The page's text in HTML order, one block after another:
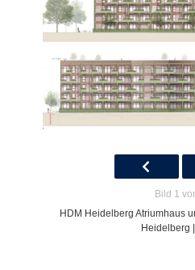
Bild 1
HDM Heidelberg Atriumhaus
Heidelberg